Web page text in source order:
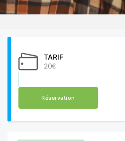
TARIF
20€
Réservation